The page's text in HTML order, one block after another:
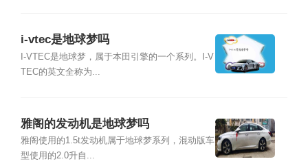
i-vtec是地球梦吗
I-VTEC是地球梦，属于本田引擎的一个系列。I-V
TEC的英文全称为...
雅阁的发动机是地球梦吗
雅阁使用的1.5t发动机属于地球梦系列，混动版车
型使用的2.0升自...